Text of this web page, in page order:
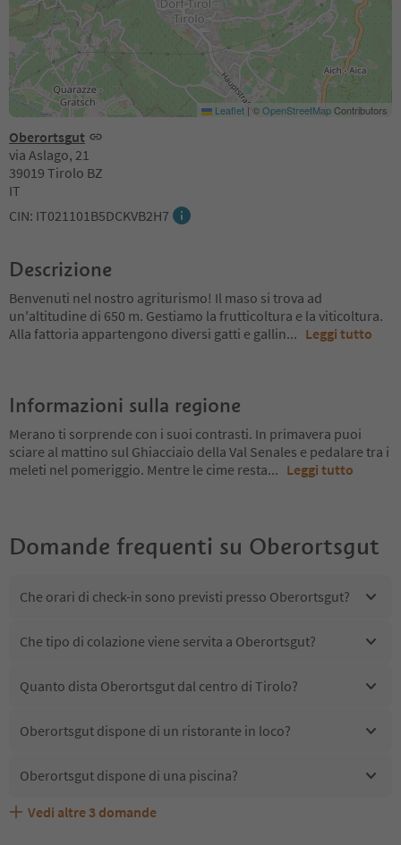
Oberortsgut
via Aslago, 21
39019 Tirolo BZ
IT
CIN: IT021101B5DCKVB2H7
Leaflet | ©OpenStreetMapContributors
Descrizione
Benvenuti nel nostro agriturismo! Il maso si trova ad
un'altitudine di 650 m. Gestiamo la frutticoltura e la viticoltura.
Alla fattoria appartengono diversi gatti e gallin... Leggi tutto
Informazioni sulla regione
Merano ti sorprende con i suoi contrasti. In primavera puoi
sciare al mattino sul Ghiacciaio della Val Senales e pedalare tra i
meleti nel pomeriggio. Mentre le cime resta... Leggi tutto
Domande frequenti su Oberortsgut
Che orari di check-in sono previsti presso Oberortsgut?
Che tipo di colazione viene servita a Oberortsgut?
Quanto dista Oberortsgut dal centro di Tirolo?
Oberortsgut dispone di un ristorante in loco?
Oberortsgut dispone di una piscina?
Oberortsgut accetta animali domestici?
Quali servizi/attività sono disponibili presso
Gli ospiti di Oberortsgut ricevono l'Alto Adige Guest
Vedi altre 3 domande